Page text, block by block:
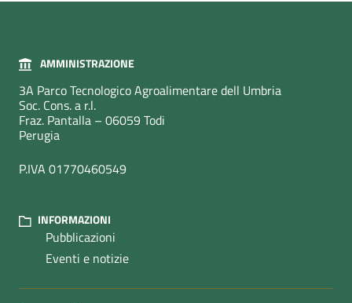
AMMINISTRAZIONE
3A Parco Tecnologico Agroalimentare dell Umbria
Soc. Cons. a r.l.
Fraz. Pantalla – 06059 Todi
Perugia
P.IVA 01770460549
INFORMAZIONI
Pubblicazioni
Eventi e notizie